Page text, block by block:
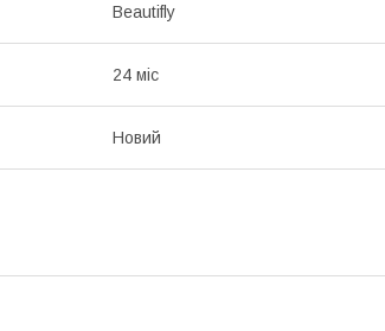
Beautifly
24 міс
Новий